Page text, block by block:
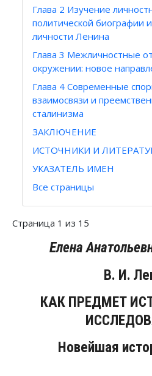
Глава 2 Изучение
политической биографии
личности Ленина
Глава 3 Межличностные
окружении: новое
Глава 4 Современные
взаимосвязи и
сталинизма
ЗАКЛЮЧЕНИЕ
ИСТОЧНИКИ И
УКАЗАТЕЛЬ ИМЕН
Все страницы
Страница 1 из 15
Елена
В. И.
КАК ПРЕДМЕТ
Новейшая